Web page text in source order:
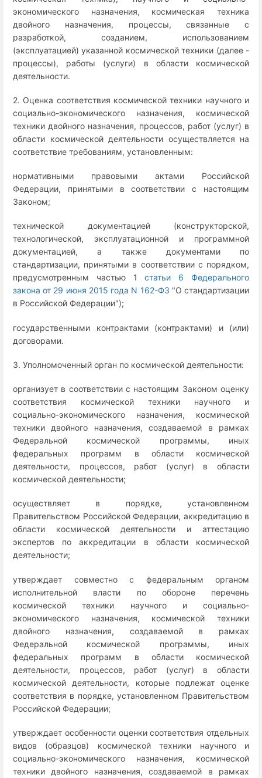
экономического назначения, космическая техника
двойного назначения, процессы, связанные с
разработкой, созданием, использованием
(эксплуатацией) указанной космической техники (далее -
процессы), работы (услуги) в области космической
деятельности.
2. Оценка соответствия космической техники научного и
социально-экономического назначения, космической
техники двойного назначения, процессов, работ (услуг) в
области космической деятельности осуществляется на
соответствие требованиям, установленным:
нормативными правовыми актами Российской
Федерации, принятыми в соответствии с настоящим
Законом;
технической документацией (конструкторской,
технологической, эксплуатационной и программной
документацией, а также документами по
стандартизации, принятыми в соответствии с порядком,
предусмотренным частью 1статьи 6 Федерального
закона от 29 июня 2015 года N 162-ФЗ "О стандартизации
в Российской Федерации");
государственными контрактами (контрактами) и (или)
договорами.
3. Уполномоченный орган по космической деятельности:
организует в соответствии с настоящим Законом оценку
соответствия космической техники научного и
социально-экономического назначения, космической
техники двойного назначения, создаваемой в рамках
Федеральной космической программы, иных
федеральных программ в области космической
деятельности, процессов, работ (услуг) в области
космической деятельности;
осуществляет в порядке, установленном
Правительством Российской Федерации, аккредитацию в
области космической деятельности и аттестацию
экспертов по аккредитации в области космической
деятельности;
утверждает совместно с федеральным органом
исполнительной власти по обороне перечень
космической техники научного и социально-
экономического назначения, космической техники
двойного назначения, создаваемой в рамках
Федеральной космической программы, иных
федеральных программ в области космической
деятельности, процессов, работ (услуг) в области
космической деятельности, которые подлежат оценке
соответствия в порядке, установленном Правительством
Российской Федерации;
утверждает особенности оценки соответствия отдельных
видов (образцов) космической техники научного и
социально-экономического назначения, космической
техники двойного назначения, создаваемой в рамках